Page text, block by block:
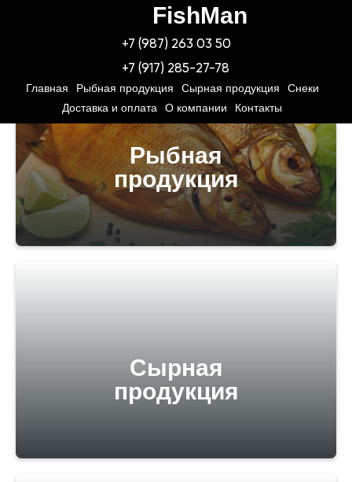
FishMan
+7 (987) 263 03 50
+7 (917) 285-27-78
Главная Рыбная продукция Сырная продукция
Снеки
Доставка и оплата
О компании Контакты
Мы предлагаем
Рыбная
продукция
Сырная
продукция